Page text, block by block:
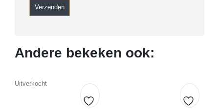
Andere bekeken ook:
Uitverkocht